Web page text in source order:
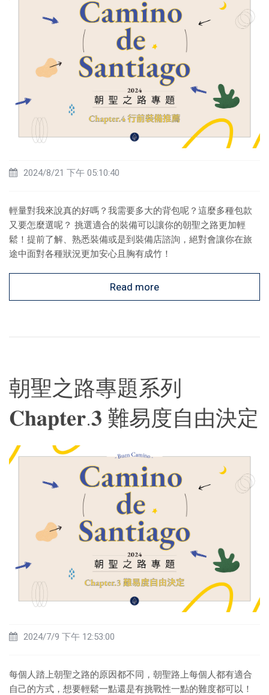
2024/8/21 下午 05:10:40
輕量對我來說真的好嗎？我需要多大的背包呢？這麼多種包款
又要怎麼選呢？ 挑選適合的裝備可以讓你的朝聖之路更加輕
鬆！提前了解、熟悉裝備或是到裝備店諮詢，絕對會讓你在旅
途中面對各種狀況更加安心且胸有成竹！
Read more
朝聖之路專題系列
𝐂𝐡𝐚𝐩𝐭𝐞𝐫.𝟑 難易度自由決定
2024/7/9 下午 12:53:00
每個人踏上朝聖之路的原因都不同，朝聖路上每個人都有適合
自己的方式，想要輕鬆一點還是有挑戰性一點的難度都可以！